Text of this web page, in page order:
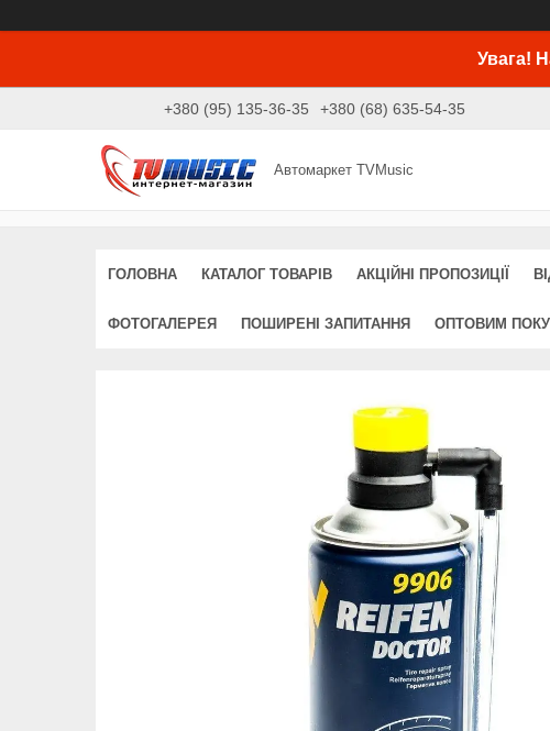
Увага!
+380 (95) 135-36-35 +380 (68) 635-54-35
Автомаркет TVMusic
ГОЛОВНА КАТАЛОГ ТОВАРІВ АКЦІЙНІ ПРОПОЗИЦІЇ
ФОТОГАЛЕРЕЯ ПОШИРЕНІ ЗАПИТАННЯ ОПТОВИМ